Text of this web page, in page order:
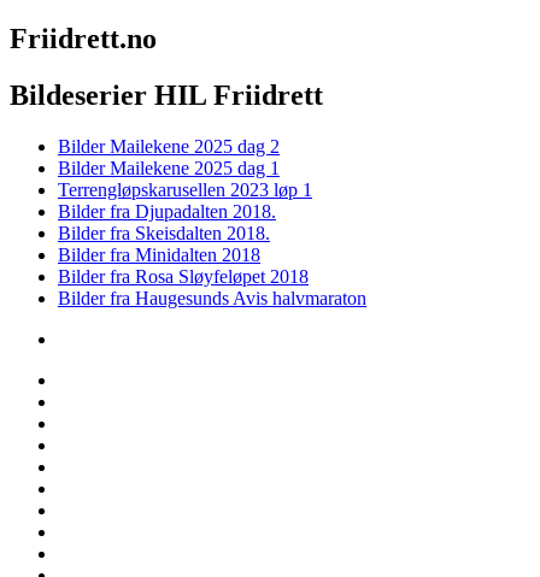
Friidrett.no
Bildeserier HIL Friidrett
Bilder Mailekene 2025 dag 2
Bilder Mailekene 2025 dag 1
Terrengløpskarusellen 2023 løp 1
Bilder fra Djupadalten 2018.
Bilder fra Skeisdalten 2018.
Bilder fra Minidalten 2018
Bilder fra Rosa Sløyfeløpet 2018
Bilder fra Haugesunds Avis halvmaraton